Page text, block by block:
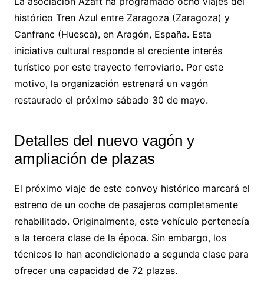
histórico Tren Azul entre Zaragoza (Zaragoza) y
Canfranc (Huesca), en Aragón, España. Esta
iniciativa cultural responde al creciente interés
turístico por este trayecto ferroviario. Por este
motivo, la organización estrenará un vagón
restaurado el próximo sábado 30 de mayo.
Detalles del nuevo vagón y
ampliación de plazas
El próximo viaje de este convoy histórico marcará el
estreno de un coche de pasajeros completamente
rehabilitado. Originalmente, este vehículo pertenecía
a la tercera clase de la época. Sin embargo, los
técnicos lo han acondicionado a segunda clase para
ofrecer una capacidad de 72 plazas.